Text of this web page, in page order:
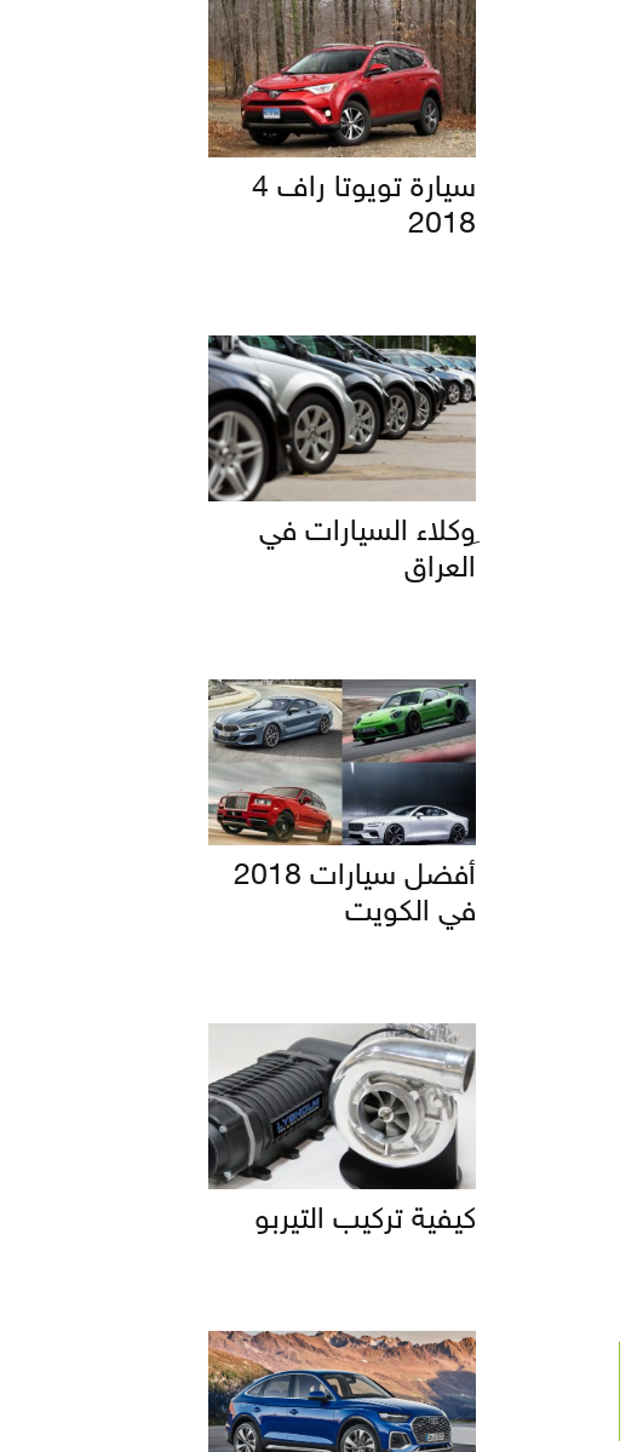
سيارة تويوتا راف 4
2018
ِوكلاء السيارات في
العراق
أفضل سيارات 2018
في الكويت
كيفية تركيب التيربو